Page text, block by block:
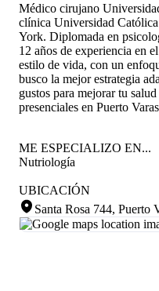
Médico cirujano
clínica Universidad
York. Diplomada en
12 años de experiencia en
estilo de vida, con un
busco la mejor estrategia
gustos para mejorar tu
presenciales en Puerto
ME ESPECIALIZO EN...
Nutriología
UBICACIÓN
Santa Rosa 744, Puerto